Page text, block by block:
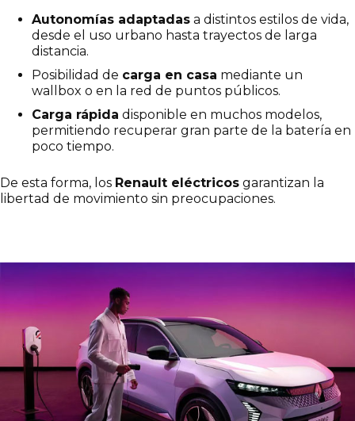
Autonomías adaptadas a distintos estilos de vida,
desde el uso urbano hasta trayectos de larga
distancia.
Posibilidad de carga en casa mediante un
wallbox o en la red de puntos públicos.
Carga rápida disponible en muchos modelos,
permitiendo recuperar gran parte de la batería en
poco tiempo.
De esta forma, los Renault eléctricos garantizan la
libertad de movimiento sin preocupaciones.